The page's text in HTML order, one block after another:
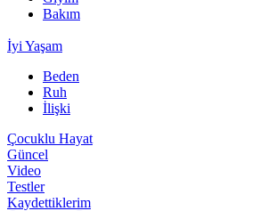
Bakım
İyi Yaşam
Beden
Ruh
İlişki
Çocuklu Hayat
Güncel
Video
Testler
Kaydettiklerim